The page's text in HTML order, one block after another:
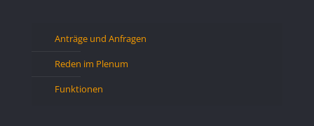
Anträge und Anfragen
Reden im Plenum
Funktionen